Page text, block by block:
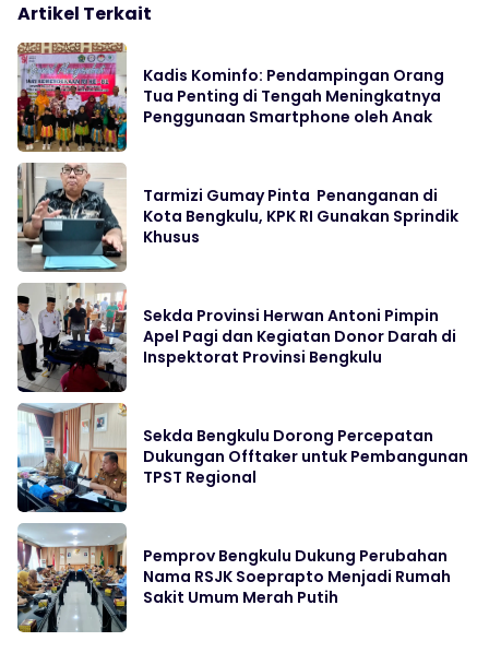
Artikel Terkait
Kadis Kominfo: Pendampingan Orang
Tua Penting di Tengah Meningkatnya
Penggunaan Smartphone oleh Anak
Tarmizi Gumay Pinta Penanganan di
Kota Bengkulu, KPK RI Gunakan Sprindik
Khusus
Sekda Provinsi Herwan Antoni Pimpin
Apel Pagi dan Kegiatan Donor Darah di
Inspektorat Provinsi Bengkulu
Sekda Bengkulu Dorong Percepatan
Dukungan Offtaker untuk Pembangunan
TPST Regional
Pemprov Bengkulu Dukung Perubahan
Nama RSJK Soeprapto Menjadi Rumah
Sakit Umum Merah Putih